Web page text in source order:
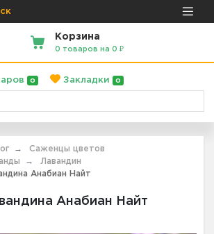
Корзина
0 товаров на 0 ₽
0 Закладки 0
Саженцы цветов
Лавандин
Анабиан Найт
Анабиан Найт